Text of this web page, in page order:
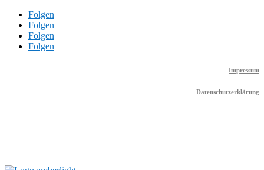
Folgen
Folgen
Folgen
Folgen
Impressum
Datenschutzerklärung